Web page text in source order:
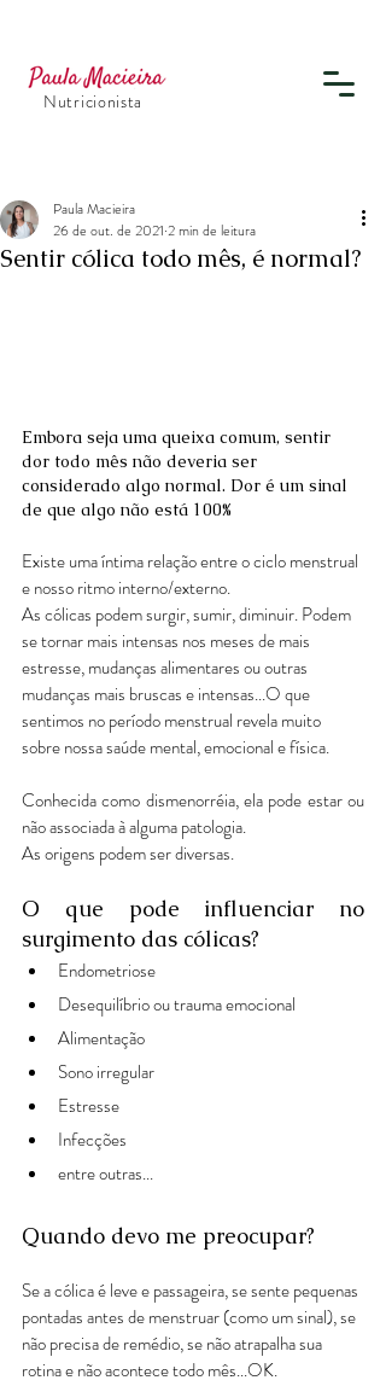
Nutricionista
Sentir cólica todo mês, é normal?
Paula Macieira
26 de out. de 2021 2 min de leitura
Embora seja uma queixa comum, sentir
dor todo mês não deveria ser
considerado algo normal. Dor é um sinal
de que algo não está 100%
Existe uma íntima relação entre o ciclo menstrual
e nosso ritmo interno/externo.
As cólicas podem surgir, sumir, diminuir. Podem
se tornar mais intensas nos meses de mais
estresse, mudanças alimentares ou outras
mudanças mais bruscas e intensas...O que
sentimos no período menstrual revela muito
sobre nossa saúde mental, emocional e física.
Conhecida como dismenorréia, ela pode estar ou
não associada à alguma patologia.
As origens podem ser diversas.
O que pode influenciar no
surgimento das cólicas?
Endometriose
Desequilíbrio ou trauma emocional
Alimentação
Sono irregular
Estresse
Infecções
entre outras...
Quando devo me preocupar?
Se a cólica é leve e passageira, se sente pequenas
pontadas antes de menstruar (como um sinal), se
não precisa de remédio, se não atrapalha sua
rotina e não acontece todo mês...OK.